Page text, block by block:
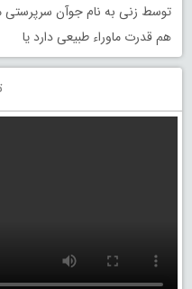
توسط زنی به نام جوآن سرپرستی
هم قدرت ماوراء طبیعی دارد یا